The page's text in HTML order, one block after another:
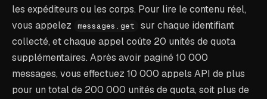
les expéditeurs ou les corps. Pour lire le contenu réel,
vous appelez
messages.get
sur chaque identifiant
collecté, et chaque appel coûte 20 unités de quota
supplémentaires. Après avoir paginé 10 000
messages, vous effectuez 10 000 appels API de plus
pour un total de 200 000 unités de quota, soit plus de